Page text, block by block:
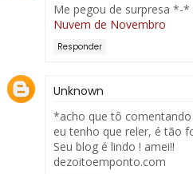
Me pegou de surpresa *-*
Nuvem de Novembro
Responder
Unknown
*acho que tô
eu tenho que reler, é tão
Seu blog é lindo ! amei!!
dezoitoemponto.com